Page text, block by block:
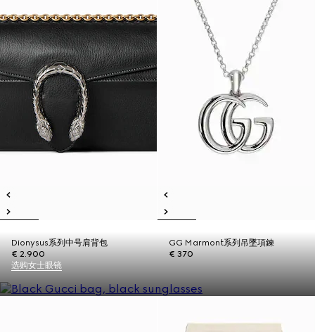
Dionysus系列中号肩背包
€ 2.900
GG Marmont系列吊墜項鍊
€ 370
选购女士眼镜